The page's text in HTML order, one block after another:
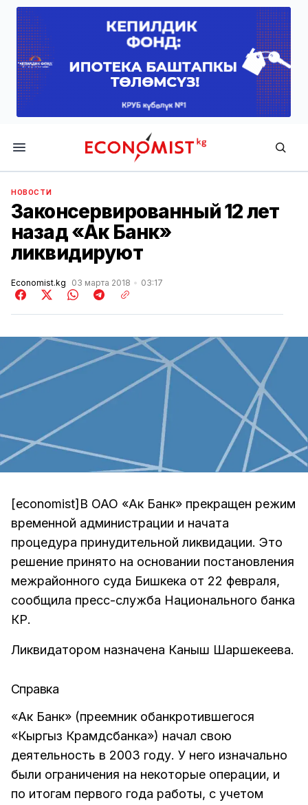
Economist.kg
НОВОСТИ
Законсервированный 12 лет
назад «Ак Банк»
ликвидируют
Economist.kg 03 марта 2018 03:17
[economist]В ОАО «Ак Банк» прекращен режим
временной администрации и начата
процедура принудительной ликвидации. Это
решение принято на основании постановления
межрайонного суда Бишкека от 22 февраля,
сообщила пресс-служба Национального банка
КР.
Ликвидатором назначена Каныш Шаршекеева.
Справка
«Ак Банк» (преемник обанкротившегося
«Кыргыз Крамдсбанка») начал свою
деятельность в 2003 году. У него изначально
были ограничения на некоторые операции, и
по итогам первого года работы, с учетом